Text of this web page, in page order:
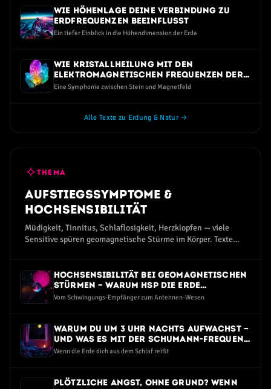
Wie Höhenlage deine Verbindung zu
Erdfrequenzen beeinflusst
Ein tiefer Einblick in die Höhendimension der Erde
Wie Kristallheilung mit den
elektromagnetischen Frequenzen der
Erde verbunden ist
Eine Symphonie zwischen Stein und Magnetfeld
Alle Texte zu Erdung & Natur →
✧THEMA
Aufstiegssymptome &
Hochsensibilität
Müdigkeit, Tinnitus, Schlaflosigkeit, Herzklopfen — viele
Sensitive spüren geomagnetische Stürme im Körper. Texte
Hochsensibilität bei geomagnetischen
Stürmen — warum HSP die Erde
intensiver spüren
Vom Schwingungs-Empfänger zum Antennen-Wesen
Warum du um 3 Uhr nachts aufwachst —
und was es mit der Schumann-Frequenz
zu tun hat
Wenn die Erde dich aus dem Schlaf reißt
Plötzliche Angst, ohne Grund? Wenn